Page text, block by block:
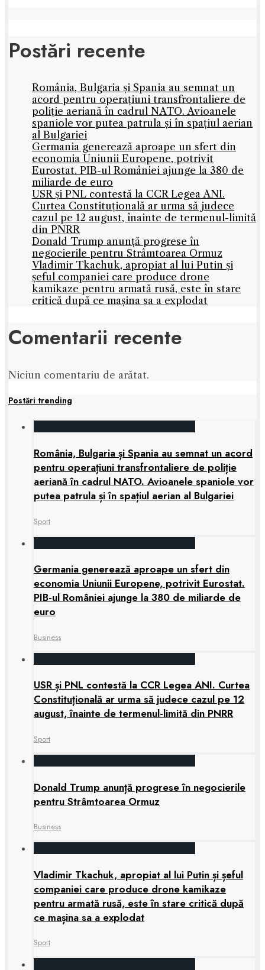
Postări recente
România, Bulgaria și Spania au semnat un
acord pentru operațiuni transfrontaliere de
poliție aeriană în cadrul NATO. Avioanele
spaniole vor putea patrula și în spațiul aerian
al Bulgariei
Germania generează aproape un sfert din
economia Uniunii Europene, potrivit
Eurostat. PIB-ul României ajunge la 380 de
miliarde de euro
USR și PNL contestă la CCR Legea ANI.
Curtea Constituțională ar urma să judece
cazul pe 12 august, înainte de termenul-limită
din PNRR
Donald Trump anunță progrese în
negocierile pentru Strâmtoarea Ormuz
Vladimir Tkachuk, apropiat al lui Putin și
șeful companiei care produce drone
kamikaze pentru armată rusă, este în stare
critică după ce mașina sa a explodat
Comentarii recente
Niciun comentariu de arătat.
Postări trending
România, Bulgaria și Spania au semnat un acord
pentru operațiuni transfrontaliere de poliție
aeriană în cadrul NATO. Avioanele spaniole vor
putea patrula și în spațiul aerian al Bulgariei
Sport
Germania generează aproape un sfert din
economia Uniunii Europene, potrivit Eurostat.
PIB-ul României ajunge la 380 de miliarde de
euro
Business
USR și PNL contestă la CCR Legea ANI. Curtea
Constituțională ar urma să judece cazul pe 12
august, înainte de termenul-limită din PNRR
Sport
Donald Trump anunță progrese în negocierile
pentru Strâmtoarea Ormuz
Business
Vladimir Tkachuk, apropiat al lui Putin și șeful
companiei care produce drone kamikaze
pentru armată rusă, este în stare critică după
ce mașina sa a explodat
Sport